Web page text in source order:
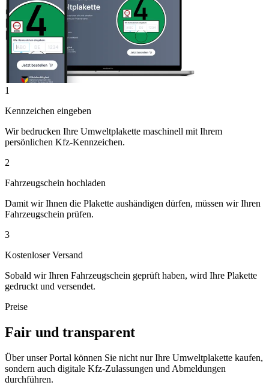
1
Kennzeichen eingeben
Wir bedrucken Ihre Umweltplakette maschinell mit Ihrem
persönlichen Kfz-Kennzeichen.
2
Fahrzeugschein hochladen
Damit wir Ihnen die Plakette aushändigen dürfen, müssen wir Ihren
Fahrzeugschein prüfen.
3
Kostenloser Versand
Sobald wir Ihren Fahrzeugschein geprüft haben, wird Ihre Plakette
gedruckt und versendet.
Preise
Fair und transparent
Über unser Portal können Sie nicht nur Ihre Umweltplakette kaufen,
sondern auch digitale Kfz-Zulassungen und Abmeldungen
durchführen.